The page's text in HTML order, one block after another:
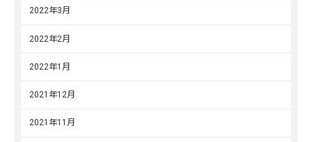
2022年3月
2022年2月
2022年1月
2021年12月
2021年11月